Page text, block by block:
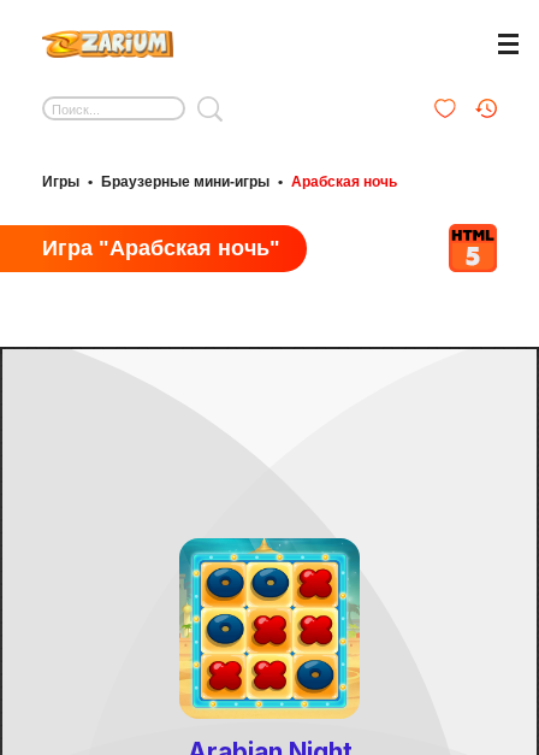
Игры • Браузерные мини-игры • Арабская ночь
Игра "Арабская ночь"